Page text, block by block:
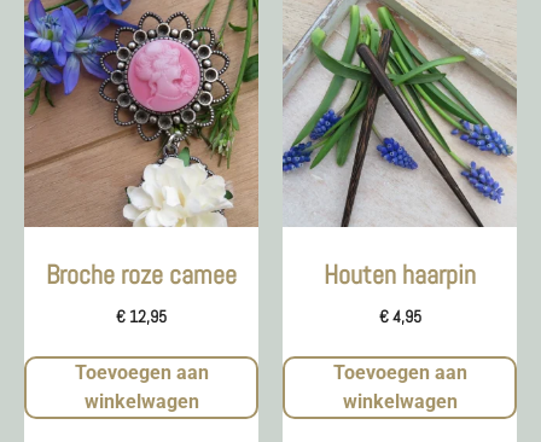
Broche roze camee
€ 12,95
Toevoegen aan
winkelwagen
Houten haarpin
€4,95
Toevoegen aan
winkelwagen